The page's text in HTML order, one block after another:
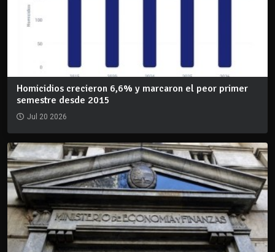
Homicidios crecieron 6,6% y marcaron el peor primer
semestre desde 2015
Jul 20 2026